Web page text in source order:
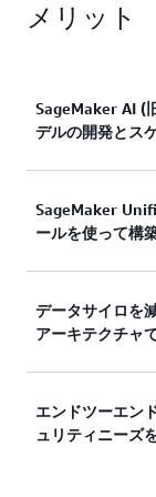
メリット
SageMaker AI (
デルの開発とス
設計上安全な
て、
カスタマイズ
開発環境
AI 運用、ガ
ます。最先端
ビジネスに
SageMaker
ールを使って構
Amazon
すべてのデー
を使用してデ
込みの AI エ
データサイロを
アーキテクチャ
Amazon
を使用して、
エンドツーエン
ュリティニーズ